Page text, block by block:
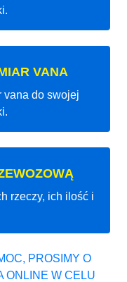
VANA
vana do swojej
rzeczy, ich ilość i
PROSIMY O
ONLINE W CELU